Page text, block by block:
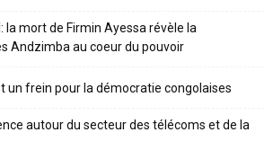
la mort de Firmin Ayessa révèle la
Andzimba au coeur du pouvoir
un frein pour la démocratie congolaises
autour du secteur des télécoms et de la